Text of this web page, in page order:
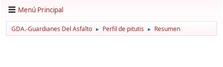
Menú Principal
GDA.-Guardianes Del Asfalto ► Perfil de pitutis ► Resumen